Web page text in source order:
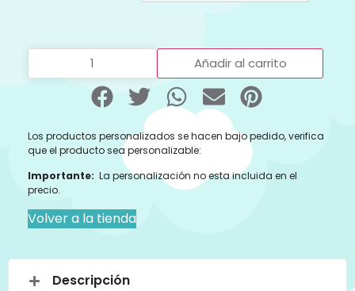
Añadir al carrito
Los productos personalizados se hacen bajo pedido, verifica
que el producto sea personalizable:
Importante: La personalización no esta incluida en el
precio.
Volver a la tienda
Descripción